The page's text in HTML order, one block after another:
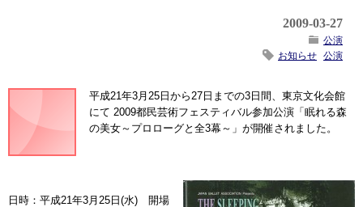
2009-03-27
公演
お知らせ 公演
平成21年3月25日から27日までの3日間、東京文化会館
にて 2009都民芸術フェスティバル参加公演「眠れる森
の美女～プロローグと全3幕～」が開催されました。
日時：平成21年3月25日(水) 開場